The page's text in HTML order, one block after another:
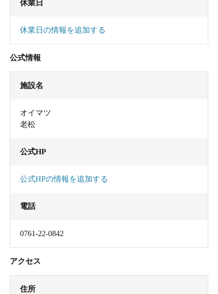
休業日
休業日の情報を追加する
公式情報
施設名
オイマツ
老松
公式HP
公式HPの情報を追加する
電話
0761-22-0842
アクセス
住所